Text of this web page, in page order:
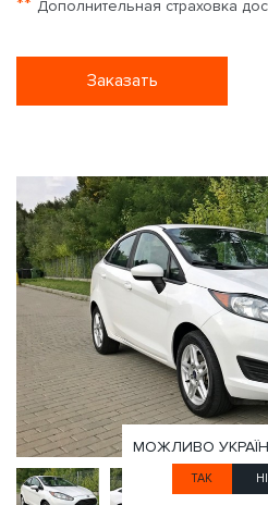
МОЖЛИВО
ТАК НІ
Дополнительная страховка
Заказать